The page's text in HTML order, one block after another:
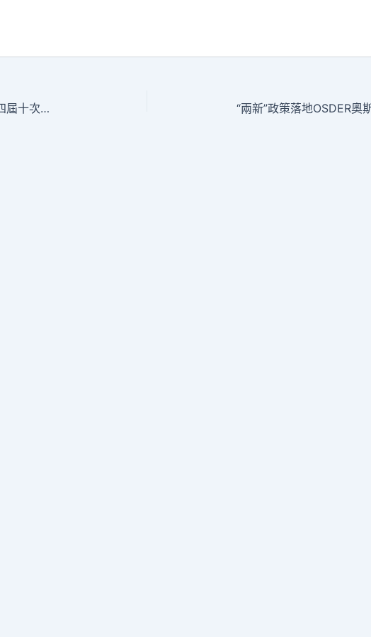
中共OSDER奧斯德台北汽車廣州市番禺區委十四屆十次全會暨區委經濟任務會議召開